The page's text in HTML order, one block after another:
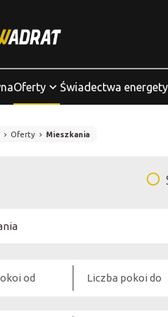
Oferty Świadectwa
Oferty Mieszkania